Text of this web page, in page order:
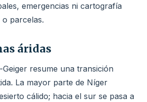
emergencias ni cartografía
parcelas.
áridas
Geiger resume una transición
La mayor parte de Níger
cálido; hacia el sur se pasa a